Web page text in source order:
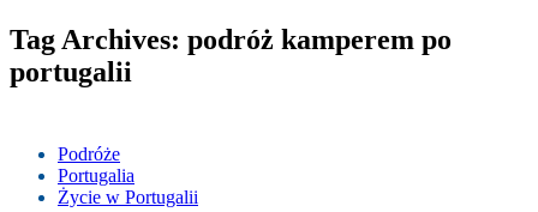
Tag Archives: podróż kamperem po
portugalii
Podróże
Portugalia
Życie w Portugalii